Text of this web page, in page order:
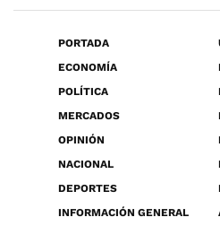
PORTADA
ECONOMÍA
POLÍTICA
MERCADOS
OPINIÓN
NACIONAL
DEPORTES
INFORMACIÓN GENERAL